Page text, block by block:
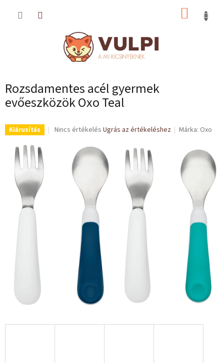
KOSÁR
Rozsdamentes acél gyermek
evőeszközök Oxo Teal
Kiárusítás
A
értékelése
Nincs értékelés Ugrás az értékeléshez Márka: Oxo